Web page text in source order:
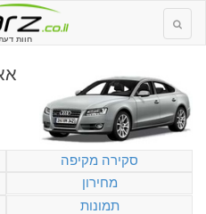
חוות
סקירה מקיפה
מחירון
תמונות